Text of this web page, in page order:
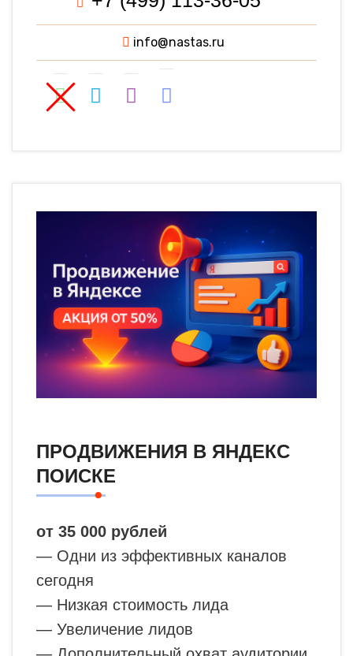
info@nastas.ru
ПРОДВИЖЕНИЯ В ЯНДЕКС
ПОИСКЕ
от 35 000 рублей
— Одни из эффективных каналов
сегодня
— Низкая стоимость лида
— Увеличение лидов